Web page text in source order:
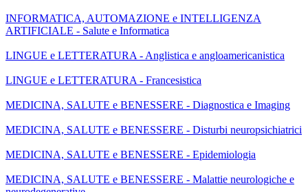
INFORMATICA, AUTOMAZIONE e INTELLIGENZA
ARTIFICIALE - Salute e Informatica
LINGUE e LETTERATURA - Anglistica e angloamericanistica
LINGUE e LETTERATURA - Francesistica
MEDICINA, SALUTE e BENESSERE - Diagnostica e Imaging
MEDICINA, SALUTE e BENESSERE - Disturbi neuropsichiatrici
MEDICINA, SALUTE e BENESSERE - Epidemiologia
MEDICINA, SALUTE e BENESSERE - Malattie neurologiche e